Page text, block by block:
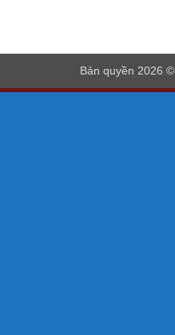
Bản quyền 2026 ©